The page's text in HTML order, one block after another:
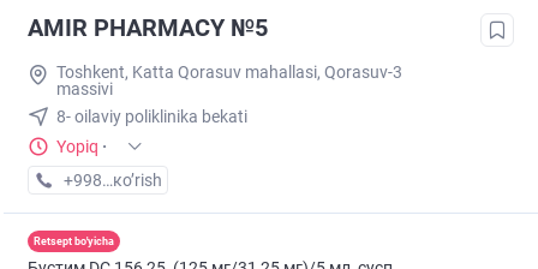
AMIR PHARMACY №5
Toshkent, Katta Qorasuv mahallasi, Qorasuv-3
massivi
8- oilaviy poliklinika bekati
Yopiq ·
+998 (77) XXX-XX-XX
кo’rish
Retsept bo'yicha